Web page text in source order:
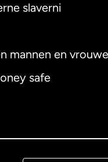
slaverni
mannen en
safe
Australië